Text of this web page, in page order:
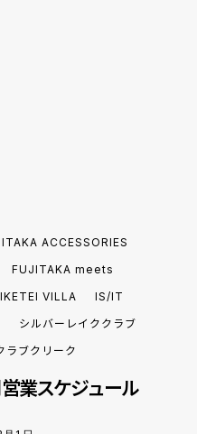
ACCESSORIES
FUJITAKA meets
IKETEI VILLA
IS/IT
シルバーレイククラブ
ラブクリーク
業スケジュール